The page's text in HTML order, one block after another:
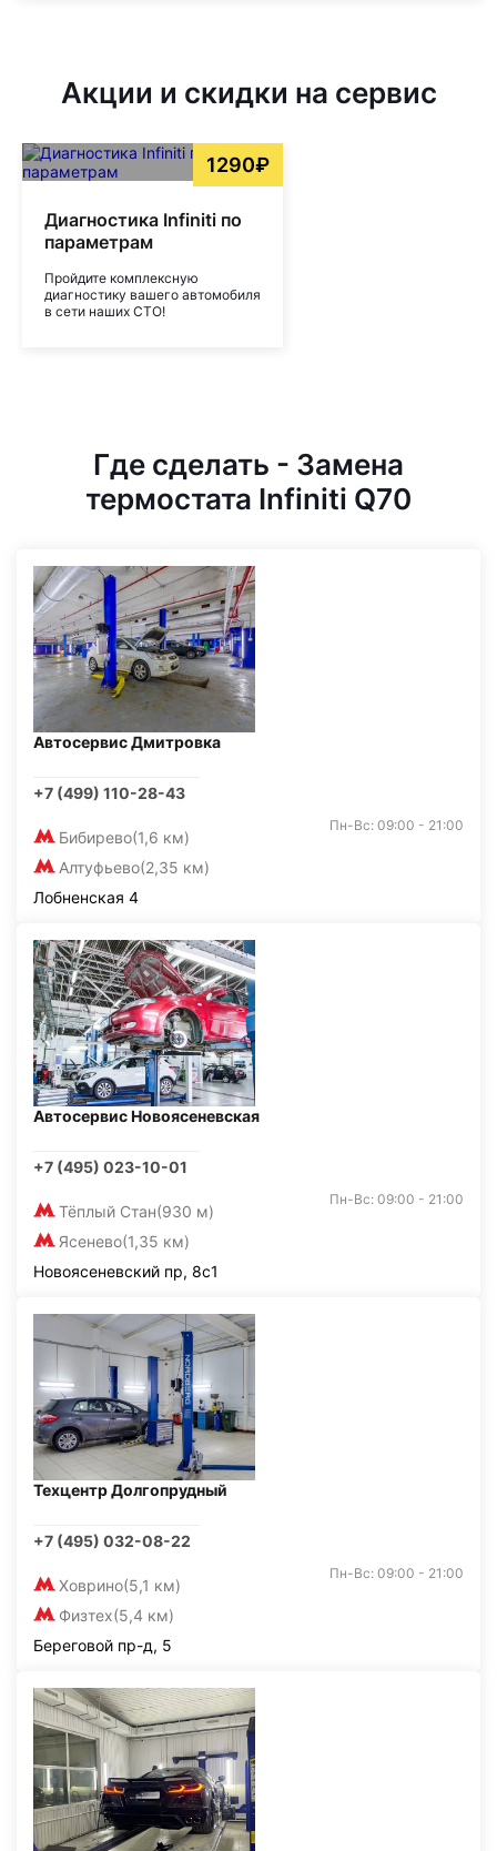
Акции и скидки на сервис
1290₽
Диагностика Infiniti по
параметрам
Пройдите комплексную
диагностику вашего автомобиля
в сети наших СТО!
Где сделать - Замена
термостата Infiniti Q70
Автосервис Дмитровка
+7 (499) 110-28-43
Бибирево(1,6 км)
Алтуфьево(2,35 км)
Пн-Вс: 09:00 - 21:00
Лобненская 4
Автосервис Новоясеневская
+7 (495) 023-10-01
Тёплый Стан(930 м)
Ясенево(1,35 км)
Пн-Вс: 09:00 - 21:00
Новоясеневский пр, 8с1
Техцентр Долгопрудный
+7 (495) 032-08-22
Ховрино(5,1 км)
Физтех(5,4 км)
Пн-Вс: 09:00 - 21:00
Береговой пр-д, 5